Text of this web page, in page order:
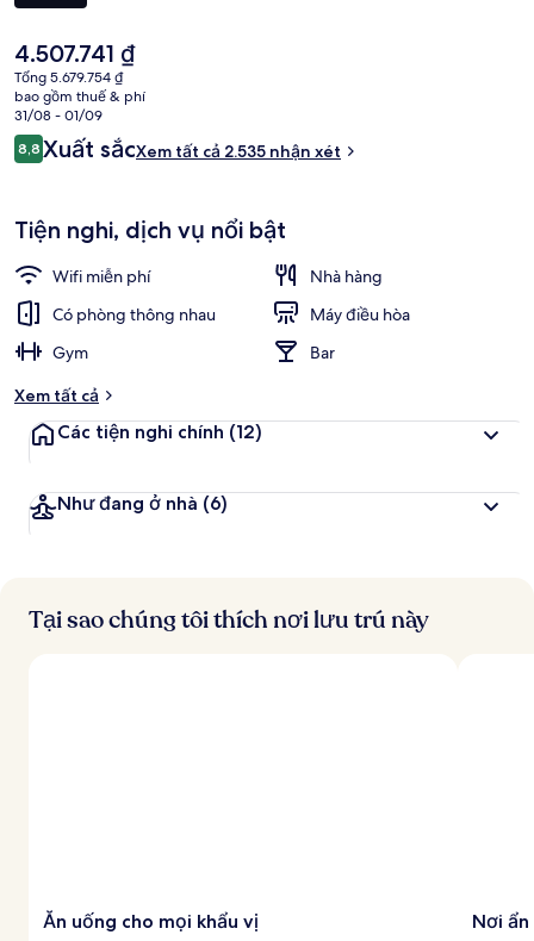
Nơi lưu trú nằm cách dịch vụ giao thông công cộng một quãng đi
Andrew Square 12 phút.
Giá
hiện
tại
là
4.507.741 ₫
4.507.741 ₫
Tổng 5.679.754 ₫
bao gồm thuế & phí
31/08 - 01/09
Nhận
xét
8,88,8 trên 10,
Xuất sắcXem tất cả 2.535 nhận xét
Tiện nghi, dịch vụ nổi bật
Wifi miễn phí
Nhà hàng
Có phòng thông nhau
Máy điều hòa
Gym
Bar
Xem tất cả
Các tiện nghi chính (12)
Như đang ở nhà (6)
Tại sao chúng tôi thích nơi lưu trú này
Ăn uống cho mọi khẩu vị Nơi